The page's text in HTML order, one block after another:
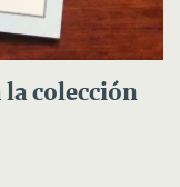
colección